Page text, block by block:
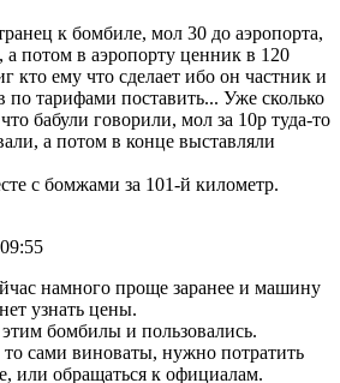
к бомбиле, мол 30 до аэропорта,
а потом в аэропорту ценник в 120
кто ему что сделает ибо он частник и
по тарифами поставить... Уже сколько
бабули говорили, мол за 10р туда-то
а потом в конце выставляли
с бомжами за 101-й километр.
намного проще заранее и машину
узнать цены.
бомбилы и пользовались.
то сами виноваты, нужно потратить
или обращаться к официалам.